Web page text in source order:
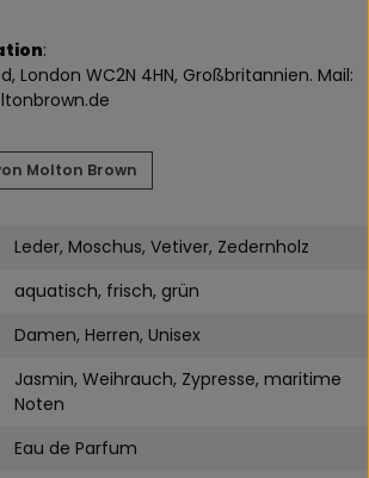
:
London WC2N 4HN, Großbritannien. Mail:
Molton Brown
Leder, Moschus, Vetiver, Zedernholz
aquatisch, frisch, grün
Damen, Herren, Unisex
Jasmin, Weihrauch, Zypresse, maritime
Noten
Eau de Parfum